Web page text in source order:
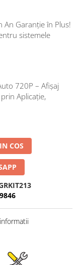
An Garanție în Plus!
sistemele
720P – Afișaj
Aplicație,
COS